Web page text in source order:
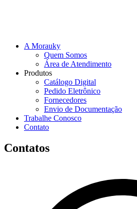
A Morauky
Quem Somos
Área de Atendimento
Produtos
Catálogo Digital
Pedido Eletrônico
Fornecedores
Envio de Documentação
Trabalhe Conosco
Contato
Contatos